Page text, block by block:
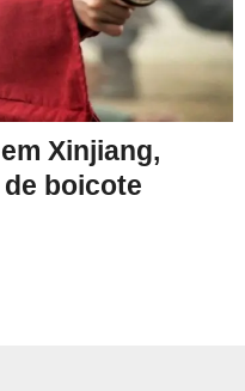
Xinjiang,
boicote